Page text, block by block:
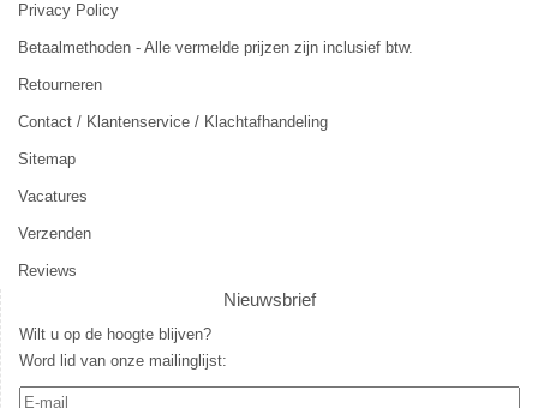
Privacy Policy
Betaalmethoden - Alle vermelde prijzen zijn inclusief btw.
Retourneren
Contact / Klantenservice / Klachtafhandeling
Sitemap
Vacatures
Verzenden
Reviews
Nieuwsbrief
Wilt u op de hoogte blijven?
Word lid van onze mailinglijst: